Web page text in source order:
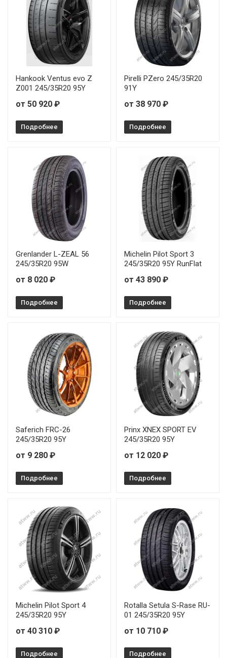
Hankook Ventus evo Z
Z001 245/35R20 95Y
от 50 920 ₽
Подробнее
Pirelli PZero 245/35R20
91Y
от 38 970 ₽
Подробнее
Grenlander L-ZEAL 56
245/35R20 95W
от 8 020 ₽
Подробнее
Michelin Pilot Sport 3
245/35R20 95Y RunFlat
от 43 890 ₽
Подробнее
Saferich FRC-26
245/35R20 95Y
от 9 280 ₽
Подробнее
Prinx XNEX SPORT EV
245/35R20 95Y
от 12 020 ₽
Подробнее
Michelin Pilot Sport 4
245/35R20 95Y
от 40 310 ₽
Подробнее
Rotalla Setula S-Rase RU-
01 245/35R20 95Y
от 10 710 ₽
Подробнее